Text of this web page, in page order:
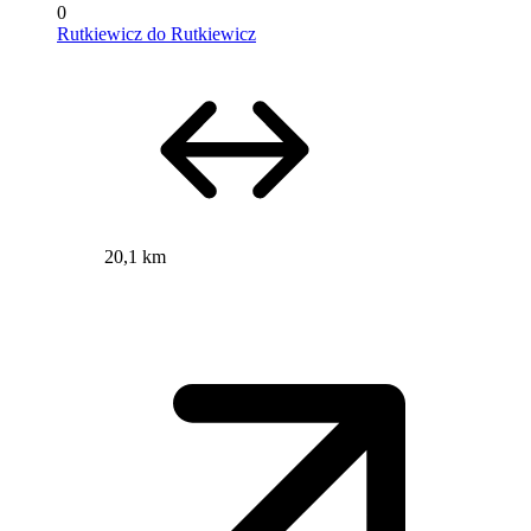
0
Rutkiewicz do Rutkiewicz
20,1 km